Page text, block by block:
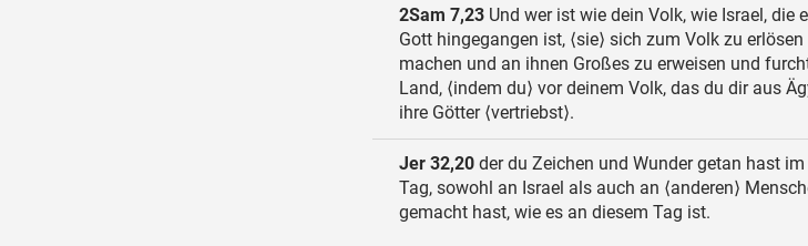
2Sam 7,23 Und wer ist wie dein Volk, wie Israel, die
Gott hingegangen ist, ⟨sie⟩ sich zum Volk zu
machen und an ihnen Großes zu erweisen und
Land, ⟨indem du⟩ vor deinem Volk, das du dir aus
ihre Götter ⟨vertriebst⟩.
Jer 32,20 der du Zeichen und Wunder getan hast
Tag, sowohl an Israel als auch an ⟨anderen⟩
gemacht hast, wie es an diesem Tag ist.